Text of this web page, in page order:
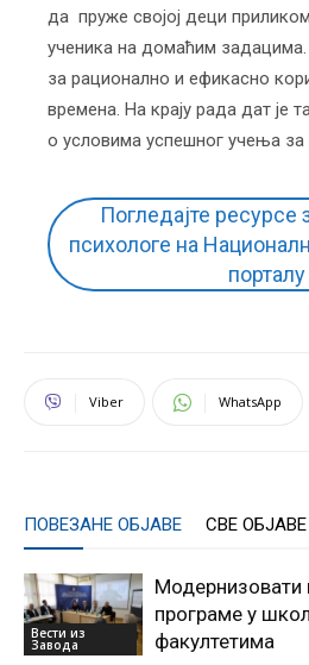
да пруже својој деци
ученика на домаћим
за рационално и ефикасно
времена. На крају рада дат је
о условима успешног учења
Погледајте ресурсе
психологе на
порталу
Viber WhatsApp
ПОВЕЗАНЕ ОБЈАВЕ СВЕ ОБЈАВЕ
Вести из
Завода
Модернизовати
програме у
факултетима